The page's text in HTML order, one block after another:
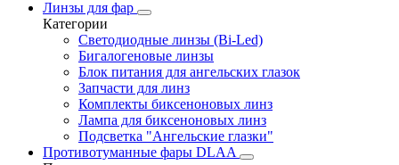
Линзы для фар
Категории
Светодиодные линзы (Bi-Led)
Бигалогеновые линзы
Блок питания для ангельских глазок
Запчасти для линз
Комплекты биксеноновых линз
Лампа для биксеноновых линз
Подсветка "Ангельские глазки"
Противотуманные фары DLAA